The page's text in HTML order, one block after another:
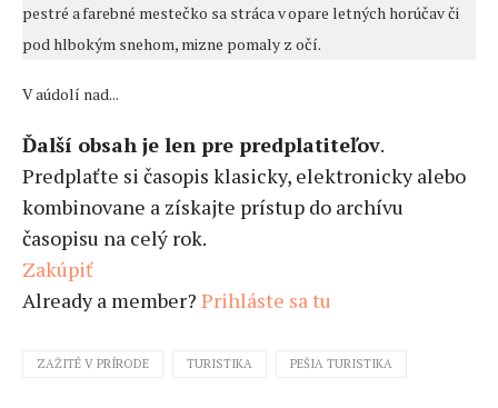
pestré a farebné mestečko sa stráca v opare letných horúčav či
pod hlbokým snehom, mizne pomaly z očí.
V aúdolí nad...
Ďalší obsah je len pre predplatiteľov.
Predplaťte si časopis klasicky, elektronicky alebo
kombinovane a získajte prístup do archívu
časopisu na celý rok.
Zakúpiť
Already a member? Prihláste sa tu
ZAŽITÉ V PRÍRODE TURISTIKA PEŠIA TURISTIKA